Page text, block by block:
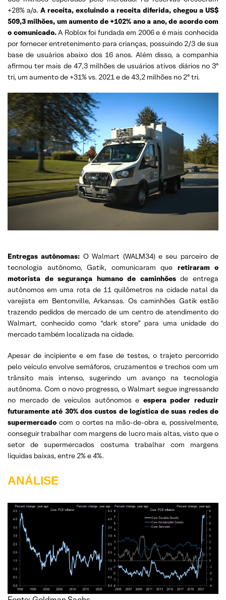
+28% a/a. A receita, excluindo a receita diferida, chegou a US$
509,3 milhões, um aumento de +102% ano a ano, de acordo com
o comunicado.A Roblox foi fundada em 2006 e é mais conhecida
por fornecer entretenimento para crianças, possuindo 2/3 de sua
base de usuários abaixo dos 16 anos. Além disso, a companhia
afirmou ter mais de 47,3 milhões de usuários ativos diários no 3º
tri, um aumento de +31% vs. 2021 e de 43,2 milhões no 2º tri.
Entregas autônomas: O Walmart (WALM34) e seu parceiro de
tecnologia autônomo, Gatik, comunicaram que retiraram o
motorista de segurança humano de caminhõesde entrega
autônomos em uma rota de 11 quilômetros na cidade natal da
varejista em Bentonville, Arkansas. Os caminhões Gatik estão
trazendo pedidos de mercado de um centro de atendimento do
Walmart, conhecido como “dark store” para uma unidade do
mercado também localizada na cidade.
Apesar de incipiente e em fase de testes, o trajeto percorrido
pelo veículo envolve semáforos, cruzamentos e trechos com um
trânsito mais intenso, sugerindo um avanço na tecnologia
autônoma. Com o novo progresso, o Walmart segue ingressando
no mercado de veículos autônomos e espera poder reduzir
futuramente até 30% dos custos de logística de suas redes de
supermercado com o cortes na mão-de-obra e, possivelmente,
conseguir trabalhar com margens de lucro mais altas, visto que o
setor de supermercados costuma trabalhar com margens
líquidas baixas, entre 2% e 4%.
ANÁLISE